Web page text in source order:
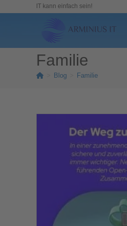
IT kann einfach sein!
Familie
Blog Familie